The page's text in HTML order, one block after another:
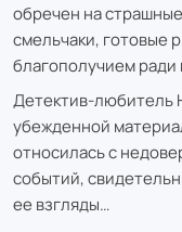
обречен на
смельчаки, готовые
благополучием ради
Детектив-любитель
убежденной
относилась с
событий,
ее взгляды…